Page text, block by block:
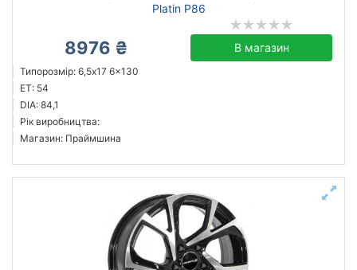
Platin P86
8976 ₴ В магазин
Типорозмір: 6,5x17 6x130
ET: 54
DIA: 84,1
Рік виробництва:
Магазин: Праймшина